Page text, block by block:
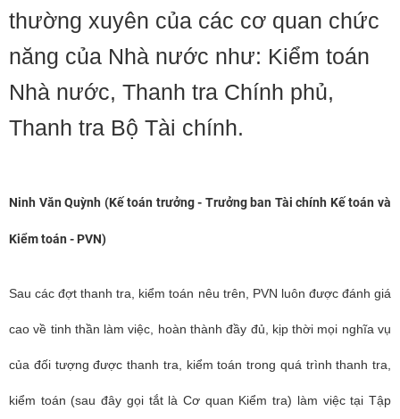
thường xuyên của các cơ quan chức
năng của Nhà nước như: Kiểm toán
Nhà nước, Thanh tra Chính phủ,
Thanh tra Bộ Tài chính.
Ninh Văn Quỳnh (Kế toán trưởng - Trưởng ban Tài chính Kế toán và
Kiểm toán - PVN)
Sau các đợt thanh tra, kiểm toán nêu trên, PVN luôn được đánh giá
cao về tinh thần làm việc, hoàn thành đầy đủ, kịp thời mọi nghĩa vụ
của đối tượng được thanh tra, kiểm toán trong quá trình thanh tra,
kiểm toán (sau đây gọi tắt là Cơ quan Kiểm tra) làm việc tại Tập